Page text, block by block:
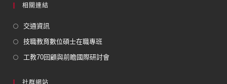
相關連結
交通資訊
技職教育數位碩士在職專班
工教70回顧與前瞻國際研討會
社群網站